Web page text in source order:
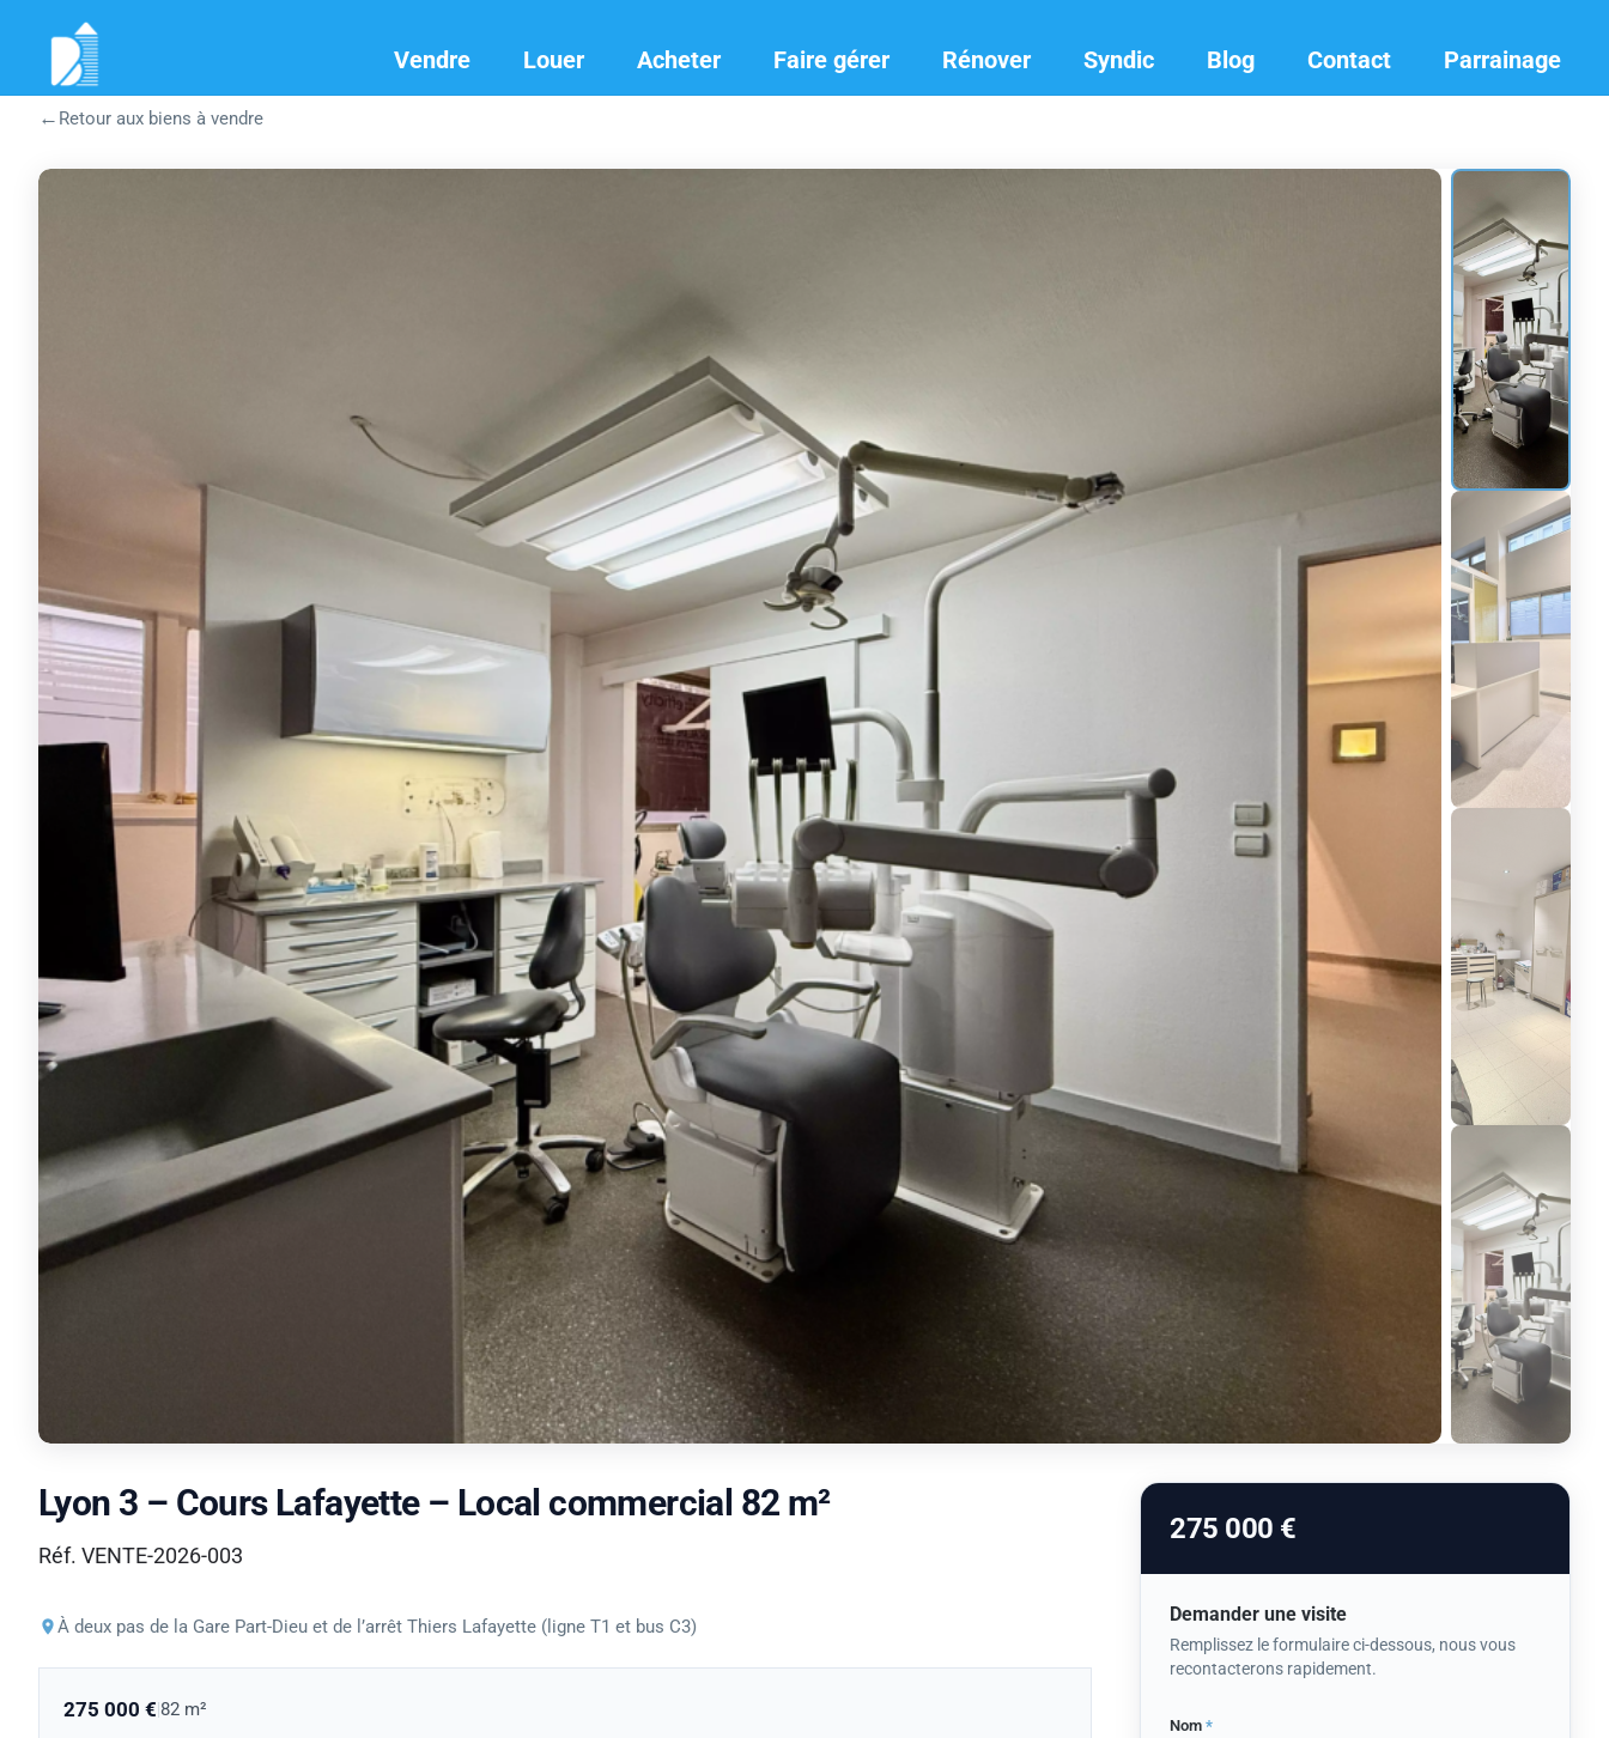
Vendre Louer Acheter Faire gérer Rénover Syndic Blog Contact Parrainage
← Retour aux biens à vendre
Lyon 3 – Cours Lafayette – Local commercial 82 m²
Réf. VENTE-2026-003
À deux pas de la Gare Part-Dieu et de l’arrêt Thiers Lafayette (ligne T1 et bus C3)
275 000 €|82 m²
275 000 €
Demander une visite
Remplissez le formulaire ci-dessous, nous vous
recontacterons rapidement.
Nom *